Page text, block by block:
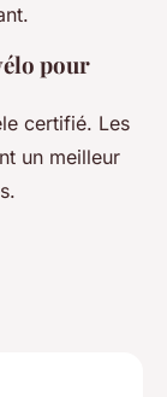
pour
certifié. Les
un meilleur